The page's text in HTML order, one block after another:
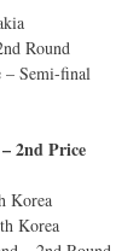
Round
– Semi-final
– 2nd Price
Korea
Korea